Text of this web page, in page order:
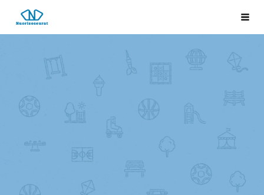
Siirry
sivun
sisältöön
Laukkosken nuorisoseura